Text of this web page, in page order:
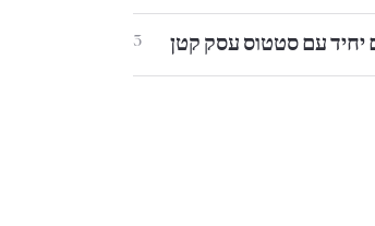
3 יחיד עם סטטוס עסק קטן